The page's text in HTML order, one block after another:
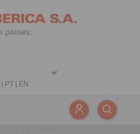
países:
PT EN